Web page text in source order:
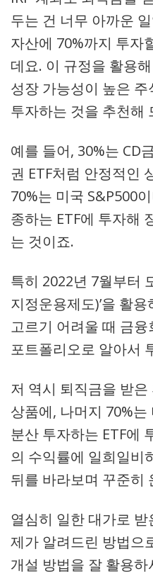
두는 건 너무 아까운
자산에 70%까지 투자
데요. 이 규정을 활용
성장 가능성이 높은 주
투자하는 것을 추천해
예를 들어, 30%는 CD
권 ETF처럼 안정적인
70%는 미국 S&P500
종하는 ETF에 투자해
는 것이죠.
특히 2022년 7월부터
지정운용제도)’을 활
고르기 어려울 때 금
포트폴리오로 알아서
저 역시 퇴직금을 받
상품에, 나머지 70%
분산 투자하는 ETF에
의 수익률에 일희일비
뒤를 바라보며 꾸준히
열심히 일한 대가로
제가 알려드린 방법으
개설 방법을 잘 활용